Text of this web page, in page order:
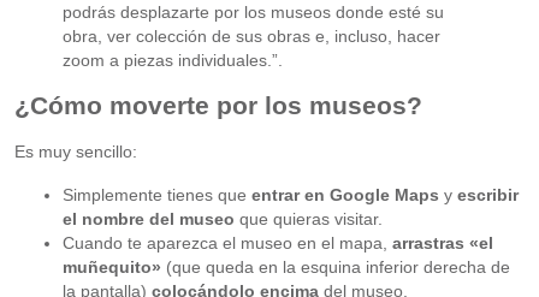
podrás desplazarte por los museos donde esté su
obra, ver colección de sus obras e, incluso, hacer
zoom a piezas individuales.”.
¿Cómo moverte por los museos?
Es muy sencillo:
Simplemente tienes que entrar en Google Maps y escribir
el nombre del museo que quieras visitar.
Cuando te aparezca el museo en el mapa, arrastras «el
muñequito» (que queda en la esquina inferior derecha de
la pantalla) colocándolo encimadel museo.